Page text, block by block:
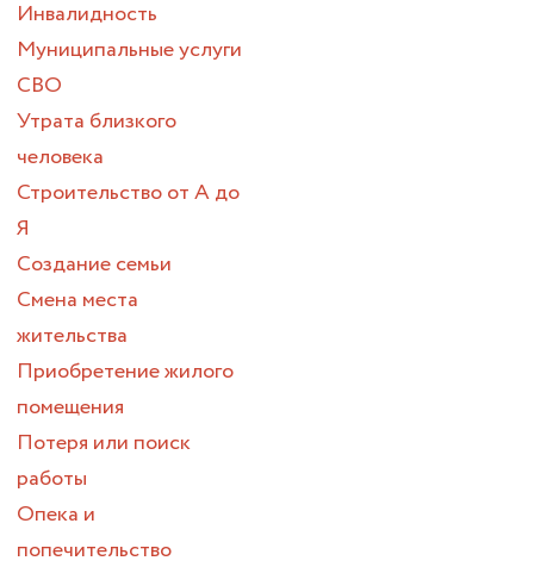
Инвалидность
Муниципальные услуги
СВО
Утрата близкого
человека
Строительство от А до
Я
Создание семьи
Смена места
жительства
Приобретение жилого
помещения
Потеря или поиск
работы
Опека и
попечительство